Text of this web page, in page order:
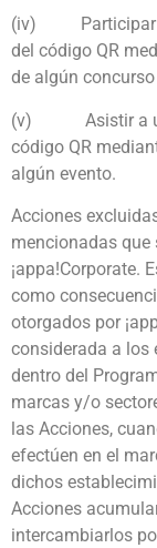
(iv)
del código QR
de algún
(v)
Asistir a
código QR
algún evento.
Acciones
mencionadas que
¡appa!Corporate.
como
otorgados por
considerada a los
dentro del
marcas y/o
las Acciones,
efectúen en el
dichos
Acciones
intercambiarlos